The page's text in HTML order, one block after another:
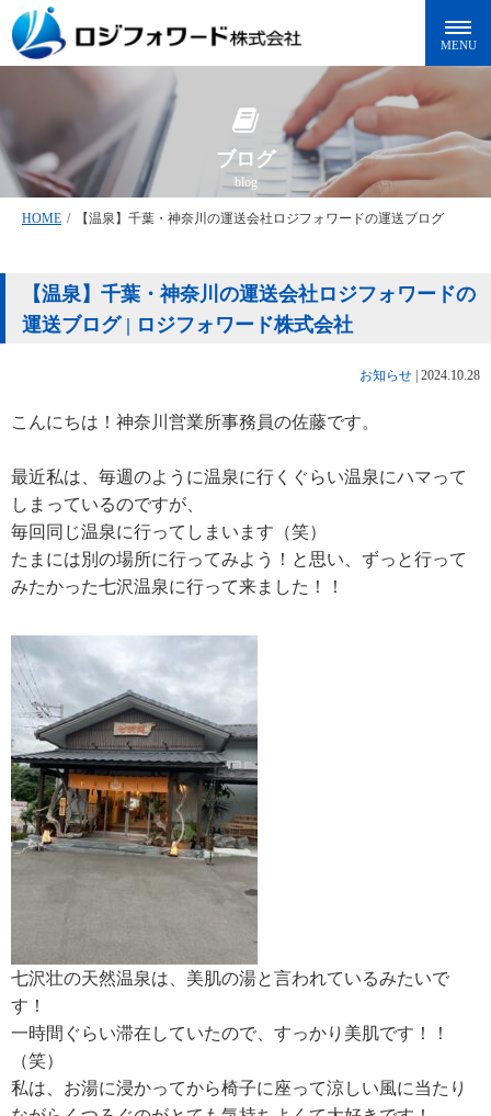
ブログ
blog
HOME / 【温泉】千葉・神奈川の運送会社ロジフォワードの運送ブログ
【温泉】千葉・神奈川の運送会社ロジフォワードの
運送ブログ | ロジフォワード株式会社
お知らせ 2024.10.28
こんにちは！神奈川営業所事務員の佐藤です。
最近私は、毎週のように温泉に行くぐらい温泉にハマって
しまっているのですが、
毎回同じ温泉に行ってしまいます（笑）
たまには別の場所に行ってみよう！と思い、ずっと行って
みたかった七沢温泉に行って来ました！！
七沢壮の天然温泉は、美肌の湯と言われているみたいで
す！
一時間ぐらい滞在していたので、すっかり美肌です！！
（笑）
私は、お湯に浸かってから椅子に座って涼しい風に当たり